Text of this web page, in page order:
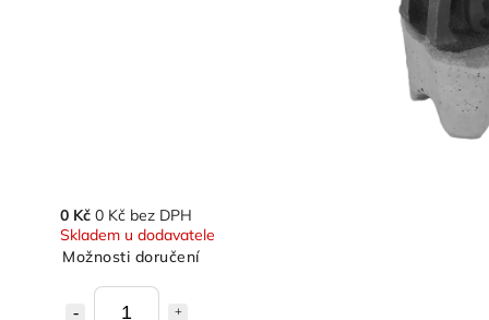
0 Kč 0 Kč bez DPH
Skladem u dodavatele
Možnosti doručení